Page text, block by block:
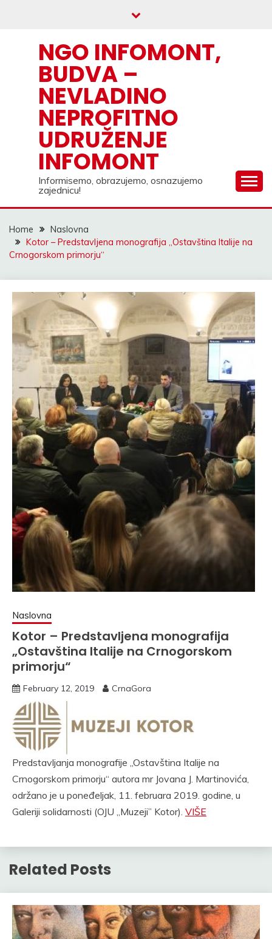
NGO INFOMONT,
BUDVA –
NEVLADINO
NEPROFITNO
UDRUŽENJE
INFOMONT
Informisemo, obrazujemo, osnazujemo
zajednicu!
Home
Naslovna
Kotor – Predstavljena monografija „Ostavština Italije na
Crnogorskom primorju“
Naslovna
Kotor – Predstavljena monografija
„Ostavština Italije na Crnogorskom
primorju“
February 12, 2019 CrnaGora
Predstavljanja monografije „Ostavština Italije na
Crnogorskom primorju“ autora mr Jovana J. Martinovića,
održano je u poneđeljak, 11. februara 2019. godine, u
Galeriji solidarnosti (OJU „Muzeji” Kotor). VIŠE
Related Posts